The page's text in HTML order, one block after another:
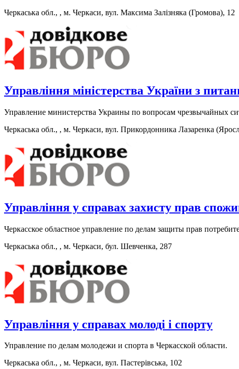
Черкаська обл., , м. Черкаси, вул. Максима Залізняка (Громова), 12
Управління міністерства України з
Управление министерства Украины по вопросам чрезвычайных
Черкаська обл., , м. Черкаси, вул. Прикордонника Лазаренка
Управління у справах захисту прав
Черкасское областное управление по делам защиты прав
Черкаська обл., , м. Черкаси, бул. Шевченка, 287
Управління у справах молоді і спорту
Управление по делам молодежи и спорта в Черкасской области.
Черкаська обл., , м. Черкаси, вул. Пастерівська, 102